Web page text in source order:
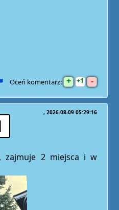
Oceń komentarz: + 1 -
2026-08-09 05:29:16
zajmuje 2 miejsca i w